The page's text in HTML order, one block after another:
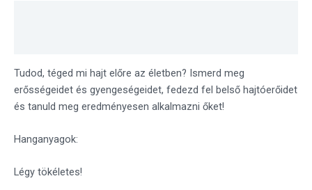
Tudod, téged mi hajt előre az életben? Ismerd meg
erősségeidet és gyengeségeidet, fedezd fel belső hajtóerőidet
és tanuld meg eredményesen alkalmazni őket!
Hanganyagok:
Légy tökéletes!